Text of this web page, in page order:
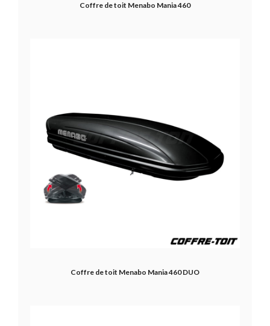
Coffre de toit Menabo Mania 460
Coffre de toit Menabo Mania 460 DUO